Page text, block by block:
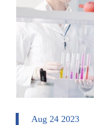
Aug 24 2023